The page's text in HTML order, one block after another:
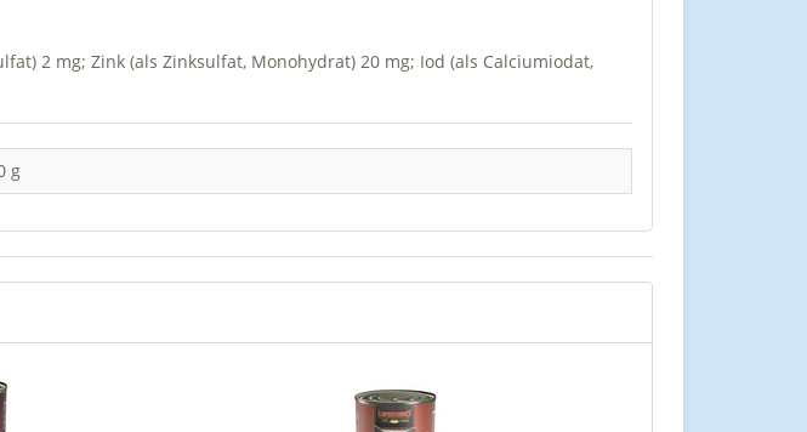
2 mg; Zink (als Zinksulfat, Monohydrat) 20 mg; Iod (als Calciumiodat,
g